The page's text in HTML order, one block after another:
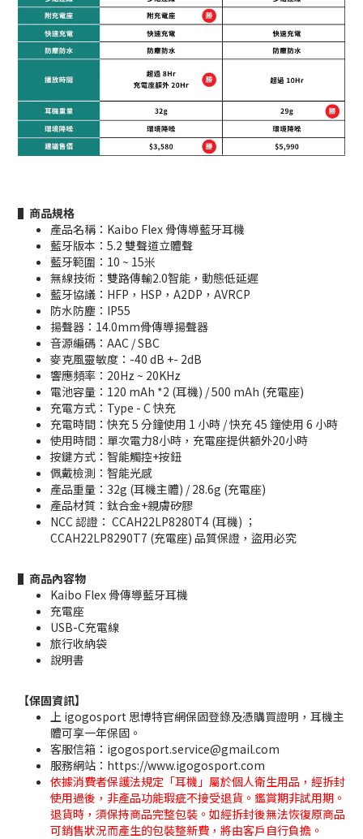
▌商品規格
產品名稱：Kaibo Flex 骨傳導藍牙耳機
藍牙版本：5.2 雙聲道立體聲
藍牙範圍：10 ~ 15米
無線技術：雙路傳輸2.0智能，動態低延遲
藍牙協議：HFP，HSP，A2DP，AVRCP
防水防塵：IP55
揚聲器：14.0mm骨傳導揚聲器
音源編碼：AAC / SBC
麥克風靈敏度：-40 dB +- 2dB
響應頻率：20Hz ~ 20KHz
電池容量：120 mAh *2 (耳機) / 500 mAh (充電座)
充電方式：Type - C 快充
充電時間：快充 5 分鐘使用 1 小時 / 快充 45 鐘使用 6 小時
使用時間：單次電力8小時，充電座提供額外20小時
按鍵方式：智能觸控+按鈕
佩戴檢測：智能光感
產品重量：32g (耳機主體) / 28.6g (充電座)
產品材質：鈦合金+親膚矽膠
NCC 認證： CCAH22LP8280T4 (耳機) ；
CCAH22LP8290T7 (充電座) 品質保證，盜用必究
▌商品內容物
Kaibo Flex 骨傳導藍牙耳機
充電座
USB-C充電線
旅行收納袋
說明書
【保固資訊】
上 igogosport 思博特官網保固登錄及憑購買證明，耳機主
體可享一年保固。
客服信箱：igogosport.service@gmail.com
服務網站：https://www.igogosport.com
依據消費者保護法規定「耳機」屬於個人衛生用品，經拆封
使用過後，非產品功能瑕疵不接受退貨。鑑賞期非試用期。
退貨時，須保持商品完整包裝。如經拆封後無法恢復原商品
可銷售狀況而產生的包裝整新費，將由客戶自行負擔。